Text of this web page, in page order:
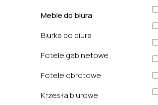
Meble do biura
Biurka do biura
Fotele gabinetowe
Fotele obrotowe
Krzesła biurowe